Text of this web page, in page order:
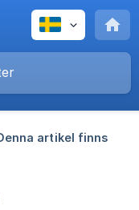
artikel finns